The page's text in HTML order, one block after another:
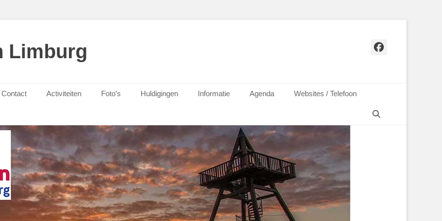
Limburg Facebook
Contact Activiteiten Foto’s Huldigingen Informatie Agenda
Websites / Telefoon